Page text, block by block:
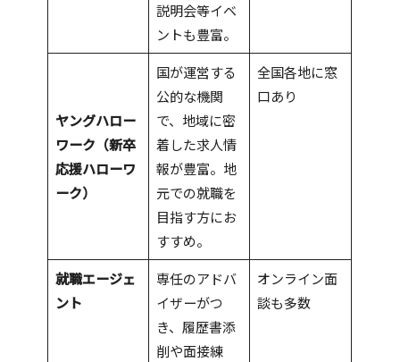
説明会等イベ
ントも豊富。
ヤングハロー
ワーク（新卒
応援ハローワ
ーク）
国が運営する
公的な機関
で、地域に密
着した求人情
報が豊富。地
元での就職を
目指す方にお
すすめ。
全国各地に窓
口あり
就職エージェ
ント
専任のアドバ
イザーがつ
き、履歴書添
削や面接練
オンライン面
談も多数